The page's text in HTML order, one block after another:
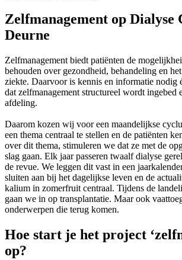
Zelfmanagement op Dialyse
Deurne
Zelfmanagement biedt patiënten de
behouden over gezondheid, behandeling en
ziekte. Daarvoor is kennis en informatie nodig
dat zelfmanagement structureel wordt ingebed
afdeling.
Daarom kozen wij voor een maandelijkse
een thema centraal te stellen en de patiënten
over dit thema, stimuleren we dat ze met de
slag gaan. Elk jaar passeren twaalf dialyse
de revue. We leggen dit vast in een
sluiten aan bij het dagelijkse leven en de
kalium in zomerfruit centraal. Tijdens de
gaan we in op transplantatie. Maar ook
onderwerpen die terug komen.
Hoe start je het project
op?